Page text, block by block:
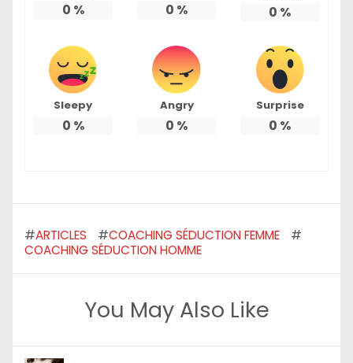
0 % 0 % 0 %
Sleepy
0 %
Angry
0 %
Surprise
0 %
#ARTICLES #COACHING SÉDUCTION FEMME
#
COACHING SÉDUCTION HOMME
You May Also Like